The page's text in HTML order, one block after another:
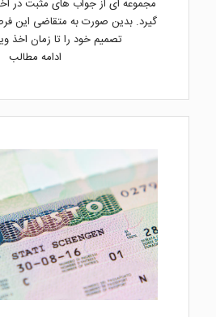
مجموعه ای از جواب های مثبت در
گیرد. بدین صورت به متقاضی این
تصمیم خود را تا زمان اخذ
ادامه مطالب